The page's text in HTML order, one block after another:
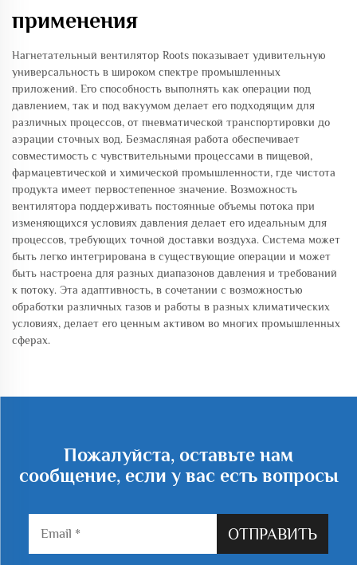
применения
Нагнетательный вентилятор Roots показывает удивительную
универсальность в широком спектре промышленных
приложений. Его способность выполнять как операции под
давлением, так и под вакуумом делает его подходящим для
различных процессов, от пневматической транспортировки до
аэрации сточных вод. Безмасляная работа обеспечивает
совместимость с чувствительными процессами в пищевой,
фармацевтической и химической промышленности, где чистота
продукта имеет первостепенное значение. Возможность
вентилятора поддерживать постоянные объемы потока при
изменяющихся условиях давления делает его идеальным для
процессов, требующих точной доставки воздуха. Система может
быть легко интегрирована в существующие операции и может
быть настроена для разных диапазонов давления и требований
к потоку. Эта адаптивность, в сочетании с возможностью
обработки различных газов и работы в разных климатических
условиях, делает его ценным активом во многих промышленных
сферах.
Пожалуйста, оставьте нам
сообщение, если у вас есть вопросы
ОТПРАВИТЬ